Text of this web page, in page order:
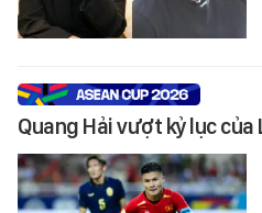
Quang Hải vượt kỷ lục của